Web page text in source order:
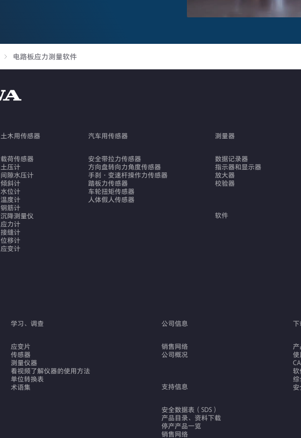
电路板应力测量软件
土木用传感器
载荷传感器
土压计
间隙水压计
倾斜计
水位计
温度计
钢筋计
沉降测量仪
应力计
接缝计
位移计
应变计
汽车用传感器
安全带拉力传感器
方向盘转向力角度传感器
手刹・变速杆操作力传感器
踏板力传感器
车轮扭矩传感器
人体假人传感器
测量器
数据记录器
指示器和显示器
放大器
校验器
软件
学习、调查
应变片
传感器
测量仪器
看视频了解仪器的使用方法
单位转换表
术语集
公司信息
销售网络
公司概况
支持信息
安全数据表（SDS）
产品目录、资料下载
停产产品一览
销售网络
下
产
使
软
综
安